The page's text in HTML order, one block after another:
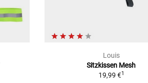
Louis
Sitzkissen Mesh
19,99 €1